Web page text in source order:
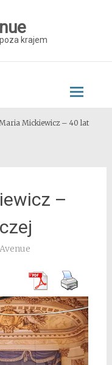
krajem
Mickiewicz – 40 lat
–